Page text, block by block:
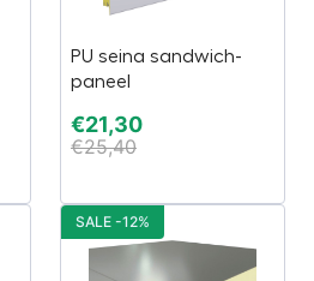
PU seina sandwich-
paneel
€21,30
€25,40
SALE -12%